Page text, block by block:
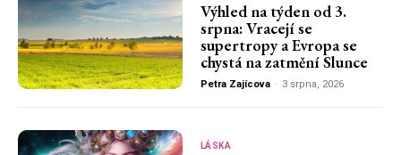
Výhled na týden od 3.
srpna: Vracejí se
supertropy a Evropa se
chystá na zatmění Slunce
Petra Zajícova - 3 srpna, 2026
LÁSKA